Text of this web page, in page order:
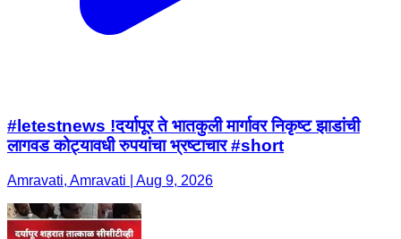
#letestnews !दर्यापूर ते भातकुली मार्गावर निकृष्ट झाडांची
लागवड कोट्यावधी रुपयांचा भ्रष्टाचार #short
Amravati, Amravati | Aug 9, 2026